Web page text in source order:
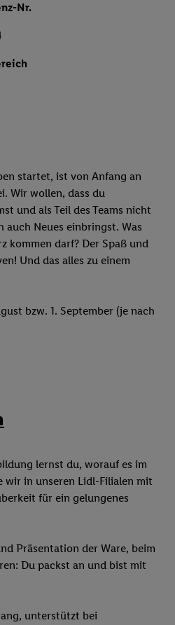
Nr.
startet, ist von Anfang an
Wir wollen, dass du
und als Teil des Teams nicht
auch Neues einbringst. Was
kommen darf? Der Spaß und
Und das alles zu einem
bzw. 1. September (je nach
lernst du, worauf es im
wir in unseren Lidl-Filialen mit
für ein gelungenes
Präsentation der Ware, beim
Du packst an und bist mit
unterstützt bei